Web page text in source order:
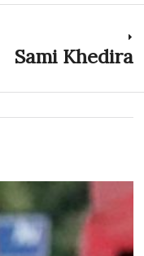
Sami Khedira